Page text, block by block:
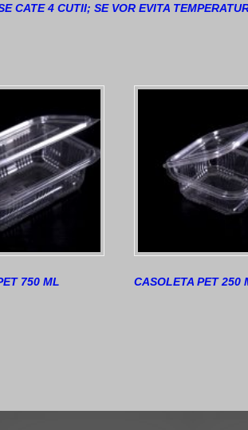
CATE 4 CUTII; SE VOR EVITA
750 ML CASOLETA PET 250